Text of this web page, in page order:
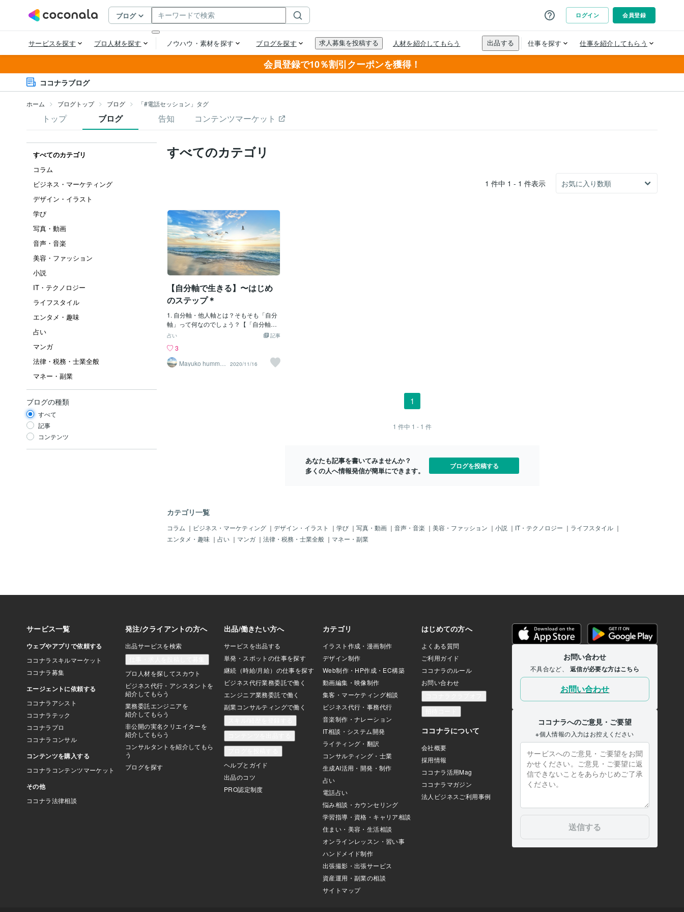
会員登録で10％割引クーポンを獲得！
ココナラブログ
ホーム ブログトップ ブログ 「#電話セッション」タグ
トップ ブログ 告知 コンテンツマーケット
すべてのカテゴリ
コラム
ビジネス・マーケティング
デザイン・イラスト
学び
写真・動画
音声・音楽
美容・ファッション
小説
IT・テクノロジー
ライフスタイル
エンタメ・趣味
占い
マンガ
法律・税務・士業全般
マネー・副業
ブログの種類
すべて
記事
コンテンツ
すべてのカテゴリ
1 件中 1 - 1 件表示
【自分軸で生きる】〜はじめ
のステップ＊
1. 自分軸・他人軸とは？そもそも「自分
軸」って何なのでしょう？【「自分軸」
の反対は。。。「他人軸」？？】→ その
感情＊」はいつもあなたに大切に扱われ
ていますか？ふと湧き上がった「自分の
気持ち・感情」ひとつひとつを大切に扱
創っている」ということを理解している
ということです。すべての人生の責任は
自分自身にある、ということを理解して
いるのです。自分軸で生きるということ
は【本当の自分を知る勇気】と【等身大
選び取りすべての出来事を、自身のステ
ップに変えていく。つまり「自分の人生
を自分で創りあげる力＊」を持っている
のです。2. 他人軸で生きることはなぜ危
険・・？わたしたちは
記事
占い
3
Mayuko hummin
gbird
2020/11/16
1
1 件中 1 - 1 件
あなたも記事を書いてみませんか？
多くの人へ情報発信が簡単にできます。
ブログを投稿する
カテゴリ一覧
コラム ｜ ビジネス・マーケティング ｜ デザイン・イラスト ｜ 学び ｜ 写真・動画 ｜ 音声・音楽 ｜ 美容・ファッション ｜ 小説 ｜ IT・テクノロジー ｜ ライフスタイル ｜
エンタメ・趣味 ｜ 占い ｜ マンガ ｜ 法律・税務・士業全般 ｜ マネー・副業